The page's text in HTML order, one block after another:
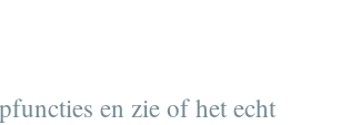
en zie of het echt